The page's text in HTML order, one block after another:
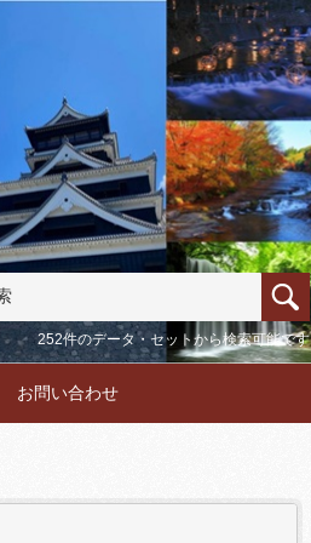
252件のデータ・セットから検索可能です
お問い合わせ